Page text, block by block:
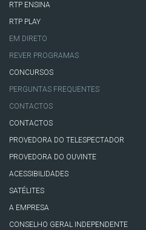
RTP ENSINA
RTP PLAY
EM DIRETO
REVER PROGRAMAS
CONCURSOS
PERGUNTAS FREQUENTES
CONTACTOS
CONTACTOS
PROVEDORA DO TELESPECTADOR
PROVEDORA DO OUVINTE
ACESSIBILIDADES
SATÉLITES
A EMPRESA
CONSELHO GERAL INDEPENDENTE